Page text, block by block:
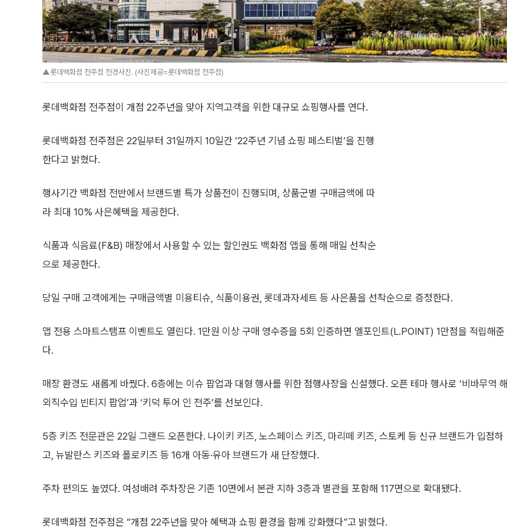
▲롯데백화점 전주점 전경사진. (사진제공=롯데백화점 전주점)
롯데백화점 전주점이 개점 22주년을 맞아 지역고객을 위한 대규모 쇼핑행사를 연다.
롯데백화점 전주점은 22일부터 31일까지 10일간 ‘22주년 기념 쇼핑 페스티벌’을 진행
한다고 밝혔다.
행사기간 백화점 전반에서 브랜드별 특가 상품전이 진행되며, 상품군별 구매금액에 따
라 최대 10% 사은혜택을 제공한다.
식품과 식음료(F&B) 매장에서 사용할 수 있는 할인권도 백화점 앱을 통해 매일 선착순
으로 제공한다.
당일 구매 고객에게는 구매금액별 미용티슈, 식품이용권, 롯데과자세트 등 사은품을 선착순으로 증정한다.
앱 전용 스마트스탬프 이벤트도 열린다. 1만원 이상 구매 영수증을 5회 인증하면 엘포인트(L.POINT) 1만점을 적립해준
다.
매장 환경도 새롭게 바꿨다. 6층에는 이슈 팝업과 대형 행사를 위한 점행사장을 신설했다. 오픈 테마 행사로 ‘비바무역 해
외직수입 빈티지 팝업’과 ‘키덕 투어 인 전주’를 선보인다.
5층 키즈 전문관은 22일 그랜드 오픈한다. 나이키 키즈, 노스페이스 키즈, 마리떼 키즈, 스토케 등 신규 브랜드가 입점하
고, 뉴발란스 키즈와 폴로키즈 등 16개 아동·유아 브랜드가 새 단장했다.
주차 편의도 높였다. 여성배려 주차장은 기존 10면에서 본관 지하 3층과 별관을 포함해 117면으로 확대됐다.
롯데백화점 전주점은 “개점 22주년을 맞아 혜택과 쇼핑 환경을 함께 강화했다”고 밝혔다.